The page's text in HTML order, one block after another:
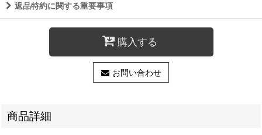
返品特約に関する重要事項
購入する
お問い合わせ
商品詳細